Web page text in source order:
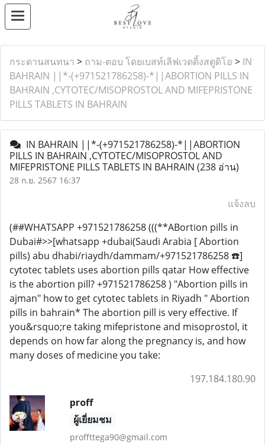
กระดานสนทนา > ถาม-ตอบ โดยเบสท์เลิฟเวดดิ้งสตูดิโอ > IN
BAHRAIN ||*-(+971521786258)-*||ABORTION PILLS IN
BAHRAIN ,CYTOTEC/MISOPROSTOL AND MIFEPRISTONE
PILLS TABLETS IN BAHRAIN
IN BAHRAIN ||*-(+971521786258)-*||ABORTION
PILLS IN BAHRAIN ,CYTOTEC/MISOPROSTOL AND
MIFEPRISTONE PILLS TABLETS IN BAHRAIN (238 อ่าน)
28 ก.ย. 2567 16:37
แจ้งลบ
(##WHATSAPP +971521786258 (((**ABortion pills in
Dubai#>>[whatsapp +dubai(Saudi Arabia [ Abortion
pills) abu dhabi/riaydh/dammam/+971521786258 ☎️]
cytotec tablets uses abortion pills qatar How effective
is the abortion pill? +971521786258 ) "Abortion pills in
ajman" how to get cytotec tablets in Riyadh " Abortion
pills in bahrain* The abortion pill is very effective. If
you&rsquo;re taking mifepristone and misoprostol, it
depends on how far along the pregnancy is, and how
many doses of medicine you take:
197.184.180.90
proff
ผู้เยี่ยมชม
proffttega90@gmail.com